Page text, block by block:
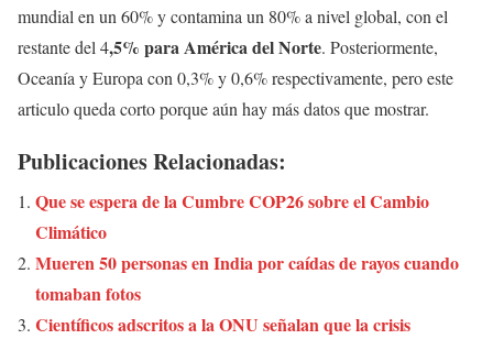
mundial en un 60% y contamina un 80% a nivel global, con el
restante del 4,5% para América del Norte. Posteriormente,
Oceanía y Europa con 0,3% y 0,6% respectivamente, pero este
articulo queda corto porque aún hay más datos que mostrar.
Publicaciones Relacionadas:
Que se espera de la Cumbre COP26 sobre el Cambio
Climático
Mueren 50 personas en India por caídas de rayos cuando
tomaban fotos
Científicos adscritos a la ONU señalan que la crisis